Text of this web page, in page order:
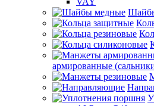
армированные